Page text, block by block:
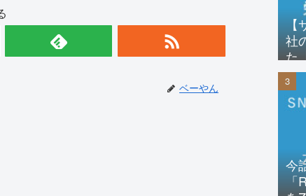
ベーやん
【
社
た
今
「